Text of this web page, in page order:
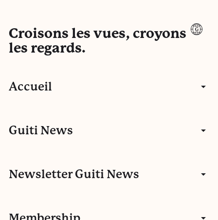
Croisons les vues, croyons
les regards.
Accueil
Articles
Portfolios
Guiti News
Communauté
Newsletter Guiti News